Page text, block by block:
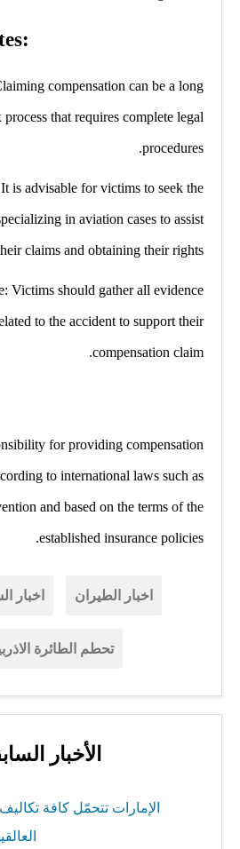
compensation can be a long
that requires complete legal
procedures.
is advisable for victims to seek the
in aviation cases to assist
claims and obtaining their rights.
Victims should gather all evidence
to the accident to support their
compensation claim.
for providing compensation
to international laws such as
and based on the terms of the
established insurance policies.
اخبار اخبار الطيران
تحطم الطائرة
الأخبار
الإمارات تتحمّل كافة